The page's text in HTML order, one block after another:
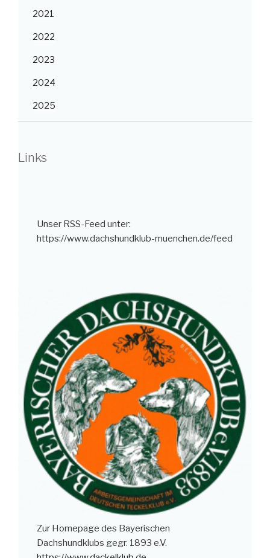
2021
2022
2023
2024
2025
Links
Unser RSS-Feed unter:
https://www.dachshundklub-muenchen.de/feed
Zur Homepage des Bayerischen
Dachshundklubs gegr. 1893 e.V.